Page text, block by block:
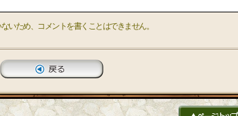
いため、コメントを書くことはできません。